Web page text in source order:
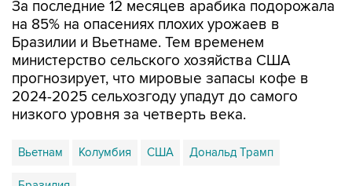
Бразилии и Вьетнаме. Тем временем
министерство сельского хозяйства США
прогнозирует, что мировые запасы кофе в
2024-2025 сельхозгоду упадут до самого
низкого уровня за четверть века.
Вьетнам Колумбия США Дональд Трамп
Бразилия